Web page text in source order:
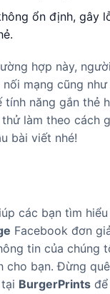
ổn định, gây
hợp này,
mạng cũng
tính năng gắn thẻ
làm theo cách
bài viết nhé!
các bạn tìm
Facebook đơn
tin của chúng
cho bạn. Đừng
BurgerPrints